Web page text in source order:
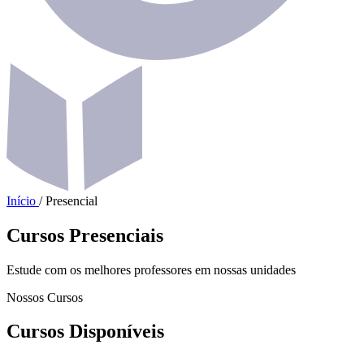
Início / Presencial
Cursos Presenciais
Estude com os melhores professores em nossas unidades
Nossos Cursos
Cursos Disponíveis